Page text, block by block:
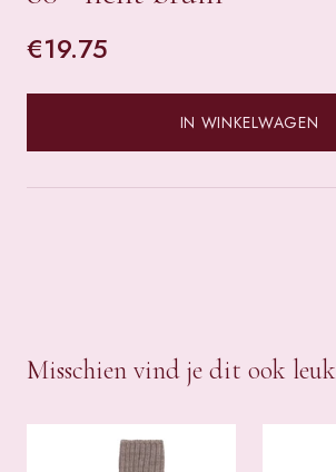
€19.75
IN WINKELWAGEN
Misschien vind je dit ook leuk